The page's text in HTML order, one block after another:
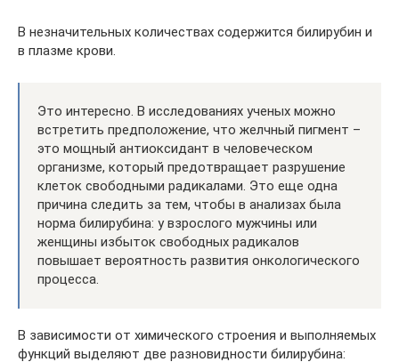
В незначительных количествах содержится билирубин и
в плазме крови.
Это интересно. В исследованиях ученых можно
встретить предположение, что желчный пигмент –
это мощный антиоксидант в человеческом
организме, который предотвращает разрушение
клеток свободными радикалами. Это еще одна
причина следить за тем, чтобы в анализах была
норма билирубина: у взрослого мужчины или
женщины избыток свободных радикалов
повышает вероятность развития онкологического
процесса.
В зависимости от химического строения и выполняемых
функций выделяют две разновидности билирубина: